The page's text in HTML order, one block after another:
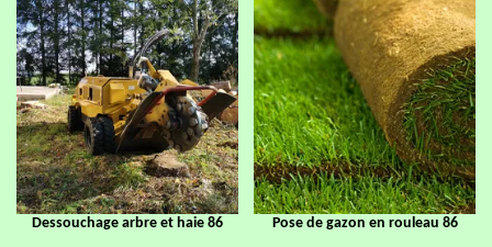
Dessouchage arbre et haie 86 Pose de gazon en rouleau 86